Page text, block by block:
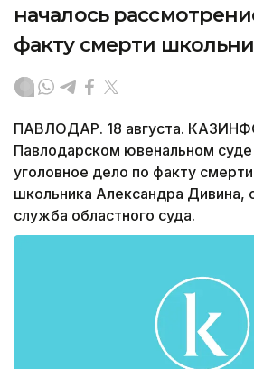
началось
факту смерти
ПАВЛОДАР. 18 августа.
Павлодарском ювенальном
уголовное дело по факту
школьника Александра Дивина,
служба областного суда.